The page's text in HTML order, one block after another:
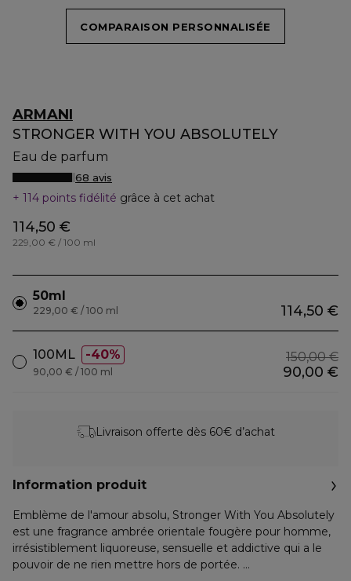
COMPARAISON PERSONNALISÉE
ARMANI
STRONGER WITH YOU ABSOLUTELY
Eau de parfum
68 avis
114 points fidélité grâce à cet achat
114,50 €
229,00 € / 100 ml
50ml
114,50 €
229,00 € / 100 ml
100ML 40% 150,00 €
90,00 €
90,00 € / 100 ml
Livraison offerte dès 60€ d’achat
Information produit
Emblème de l'amour absolu, Stronger With You Absolutely
est une fragrance ambrée orientale fougère pour homme,
irrésistiblement liquoreuse, sensuelle et addictive qui a le
pouvoir de ne rien mettre hors de portée.